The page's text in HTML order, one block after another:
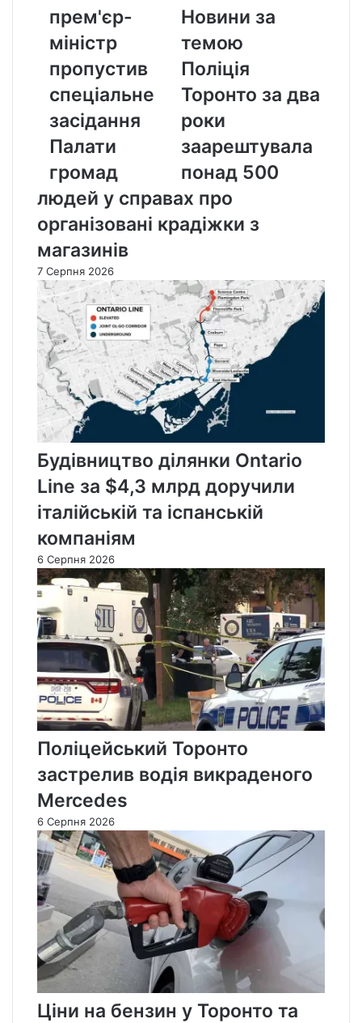
оскільки
прем'єр-
міністр
пропустив
спеціальне
засідання
Палати
громад
прем'єр-
міністр
пропустив
спеціальне
засідання
Палати
громад
Новини за
темою
Поліція
Торонто за два
роки
заарештувала
понад 500
людей у справах про
організовані крадіжки з
магазинів
7 Серпня 2026
Будівництво ділянки Ontario
Line за $4,3 млрд доручили
італійській та іспанській
компаніям
6 Серпня 2026
Поліцейський Торонто
застрелив водія викраденого
Mercedes
6 Серпня 2026
Ціни на бензин у Торонто та